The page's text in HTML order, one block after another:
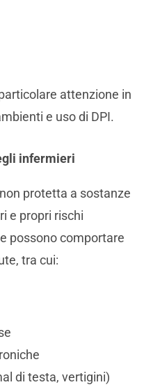
attenzione in
e uso di DPI.
infermieri
protetta a sostanze
e propri rischi
possono comportare
tra cui:
di testa, vertigini)